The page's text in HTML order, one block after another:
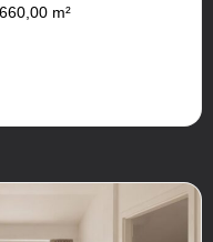
660,00 m²